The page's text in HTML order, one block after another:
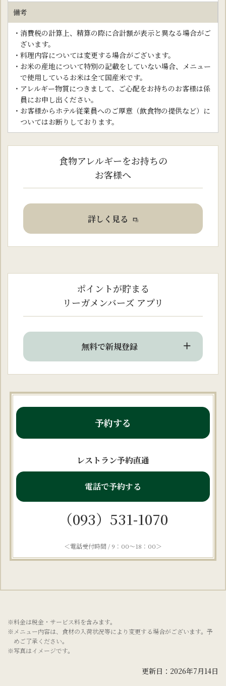
備考
・消費税の計算上、精算の際に合計額が表示と異なる場合がご
ざいます。
・料理内容については変更する場合がございます。
・お米の産地について特別の記載をしていない場合、メニュー
で使用しているお米は全て国産米です。
・アレルギー物質につきまして、ご心配をお持ちのお客様は係
員にお申し出ください。
・お客様からホテル従業員へのご厚意（飲食物の提供など）に
ついてはお断りしております。
食物アレルギーをお持ちの
お客様へ
詳しく見る
ポイントが貯まる
リーガメンバーズ アプリ
無料で新規登録
予約する
レストラン予約直通
電話で予約する
（093）531-1070
＜電話受付時間 / 9：00～18：00＞
※料金は税金・サービス料を含みます。
※メニュー内容は、食材の入荷状況等により変更する場合がございます。予
めご了承ください。
※写真はイメージです。
更新日：2026年7月14日